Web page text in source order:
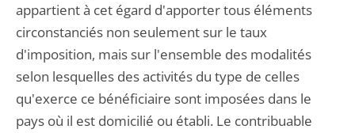
appartient à cet égard d'apporter tous éléments
circonstanciés non seulement sur le taux
d'imposition, mais sur l'ensemble des modalités
selon lesquelles des activités du type de celles
qu'exerce ce bénéficiaire sont imposées dans le
pays où il est domicilié ou établi. Le contribuable